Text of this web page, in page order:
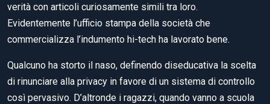
verità con articoli curiosamente simili tra loro.
Evidentemente l’ufficio stampa della società che
commercializza l’indumento hi-tech ha lavorato bene.
Qualcuno ha storto il naso, definendo diseducativa la scelta
di rinunciare alla privacy in favore di un sistema di controllo
così pervasivo. D’altronde i ragazzi, quando vanno a scuola